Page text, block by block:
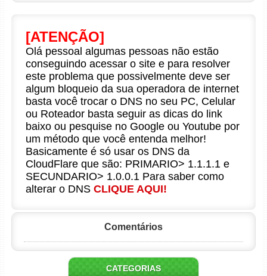
[ATENÇÃO]
Olá pessoal algumas pessoas não estão
conseguindo acessar o site e para resolver
este problema que possivelmente deve ser
algum bloqueio da sua operadora de internet
basta você trocar o DNS no seu PC, Celular
ou Roteador basta seguir as dicas do link
baixo ou pesquise no Google ou Youtube por
um método que você entenda melhor!
Basicamente é só usar os DNS da
CloudFlare que são: PRIMARIO> 1.1.1.1 e
SECUNDARIO> 1.0.0.1 Para saber como
alterar o DNS CLIQUE AQUI!
Comentários
CATEGORIAS